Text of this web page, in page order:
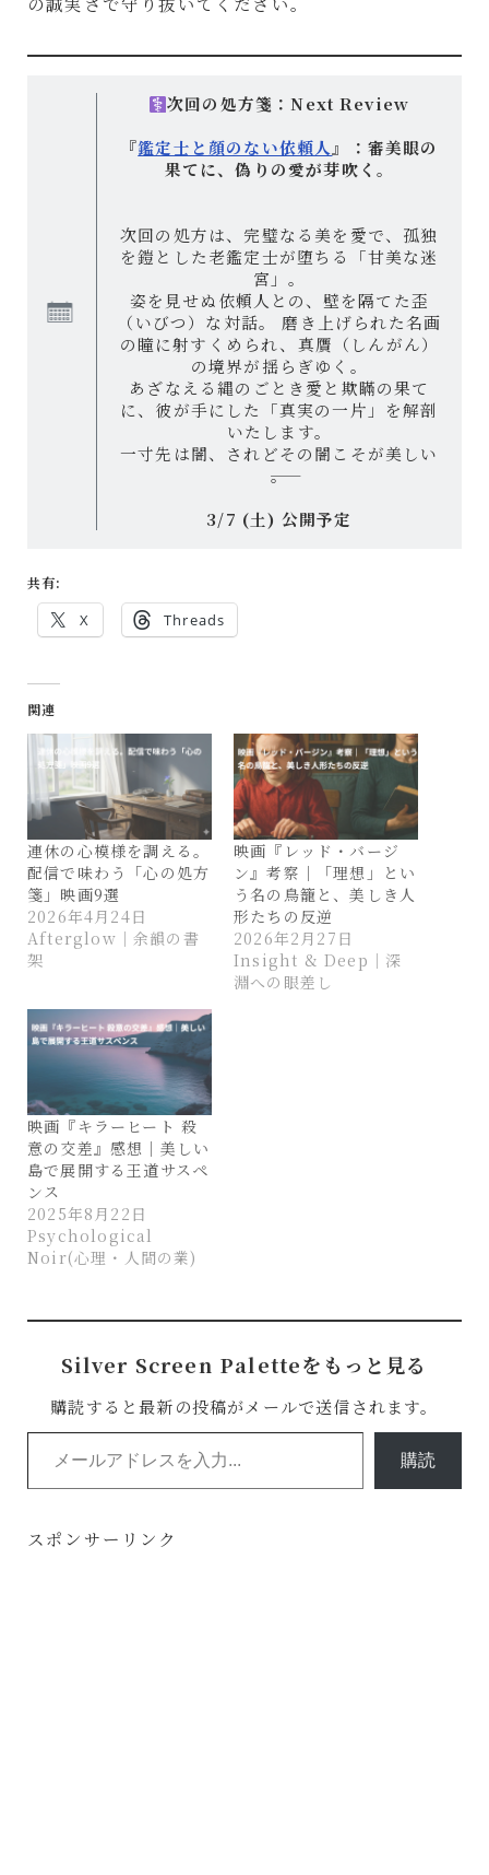
次回の処方箋：Next Review
『鑑定士と顔のない依頼人 』： 審美眼の
果てに、偽りの愛が芽吹く。
次回の処方は、完璧なる美を愛で、孤独
を鎧とした老鑑定士が堕ちる「甘美な迷
宮」。
姿を見せぬ依頼人との、壁を隔てた歪
（いびつ）な対話。 磨き上げられた名画
の瞳に射すくめられ、真贋（しんがん）
の境界が揺らぎゆく。
あざなえる縄のごとき愛と欺瞞の果て
に、彼が手にした「真実の一片」を解剖
いたします。
一寸先は闇、されどその闇こそが美しい
――。
3/7 (土) 公開予定
共有:
X Threads
関連
連休の心模様を調える。
配信で味わう「心の処方
箋」映画9選
2026年4月24日
Afterglow｜余韻の書
架
映画『レッド・バージ
ン』考察｜「理想」とい
う名の鳥籠と、美しき人
形たちの反逆
2026年2月27日
Insight & Deep｜深
淵への眼差し
映画『キラーヒート 殺
意の交差』感想｜美しい
島で展開する王道サスペ
ンス
2025年8月22日
Psychological
Noir(心理・人間の業)
Silver Screen Paletteをもっと見る
購読すると最新の投稿がメールで送信されます。
メールアドレスを入力...
購読
スポンサーリンク